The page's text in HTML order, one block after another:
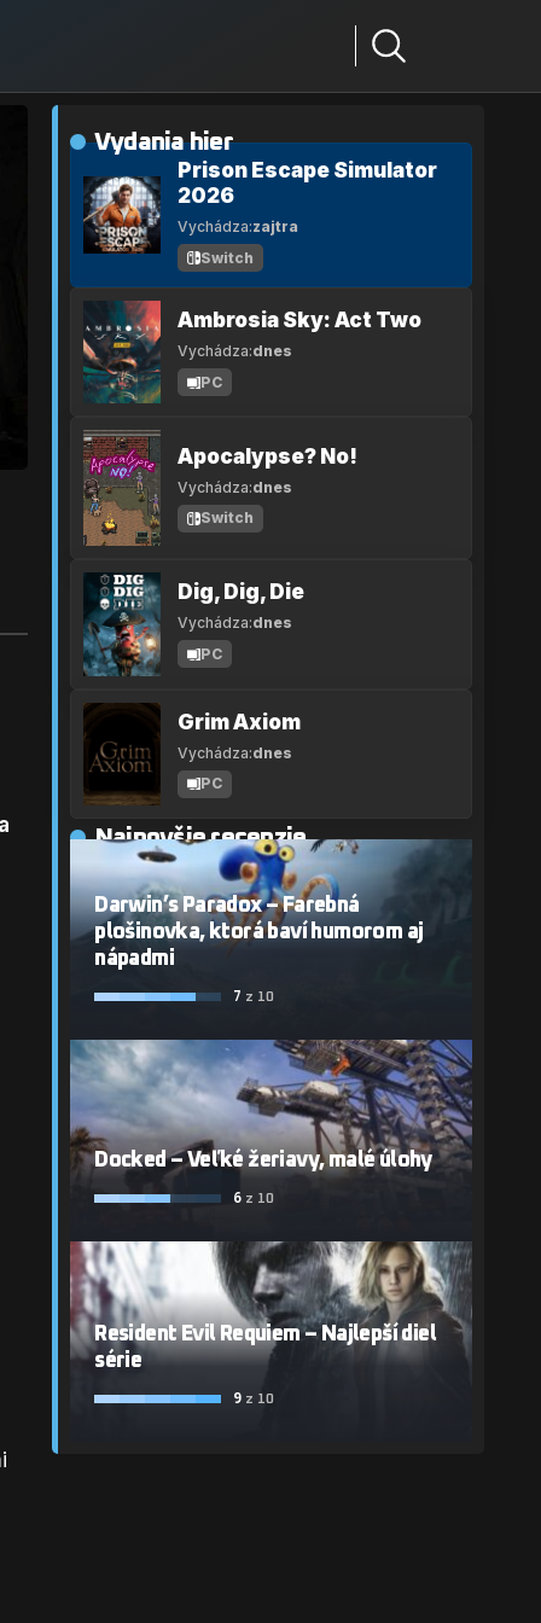
Vydania hier
Prison Escape Simulator
2026
Vychádza:zajtra
Switch
Ambrosia Sky: Act Two
Vychádza:dnes
PC
Apocalypse? No!
Vychádza:dnes
Switch
Dig, Dig, Die
Vychádza:dnes
PC
Grim Axiom
Vychádza:dnes
PC
Najnovšie recenzie
Darwin’s Paradox – Farebná
plošinovka, ktorá baví humorom aj
nápadmi
7 z 10
Docked – Veľké žeriavy, malé úlohy
6 z 10
Resident Evil Requiem – Najlepší diel
série
9 z 10